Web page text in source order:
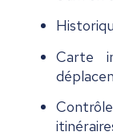
Carte